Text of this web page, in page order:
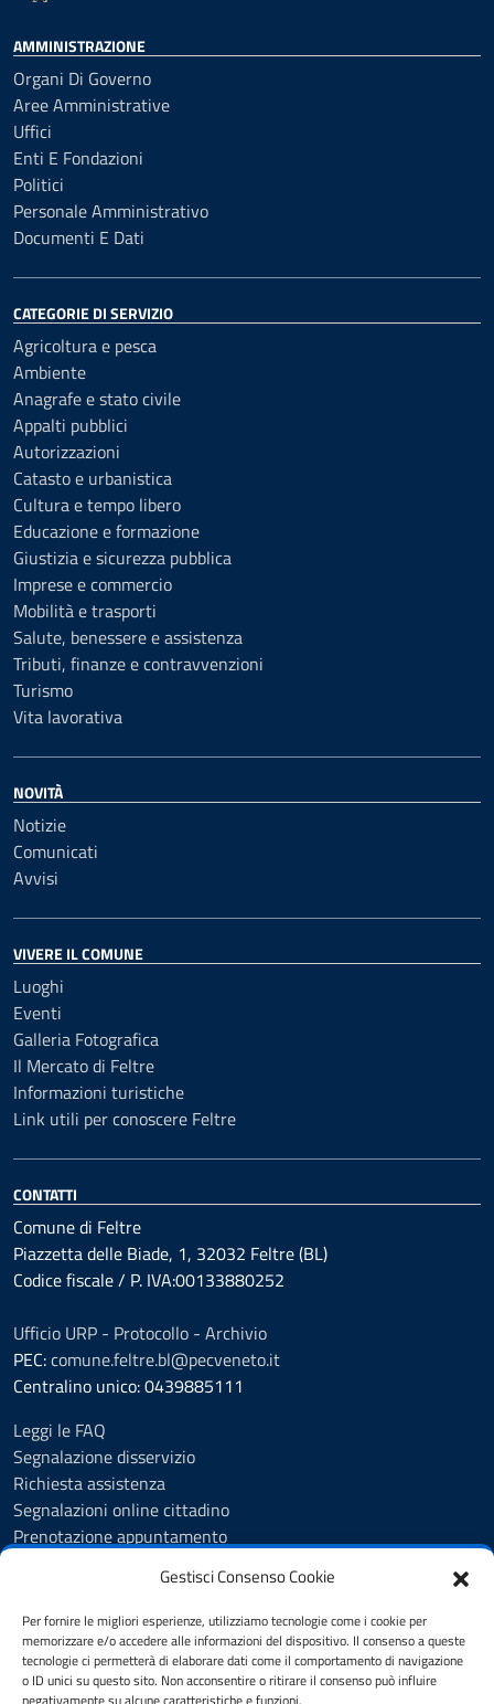
Gestisci Consenso Cookie
Per fornire le migliori esperienze, utilizziamo tecnologie come i cookie per
memorizzare e/o accedere alle informazioni del dispositivo. Il consenso a queste
tecnologie ci permetterà di elaborare dati come il comportamento di navigazione
o ID unici su questo sito. Non acconsentire o ritirare il consenso può influire
AMMINISTRAZIONE
Organi Di Governo
Aree Amministrative
Uffici
Enti E Fondazioni
Politici
Personale Amministrativo
Documenti E Dati
CATEGORIE DI SERVIZIO
Agricoltura e pesca
Ambiente
Anagrafe e stato civile
Appalti pubblici
Autorizzazioni
Catasto e urbanistica
Cultura e tempo libero
Educazione e formazione
Giustizia e sicurezza pubblica
Imprese e commercio
Mobilità e trasporti
Salute, benessere e assistenza
Tributi, finanze e contravvenzioni
Turismo
Vita lavorativa
NOVITÀ
Notizie
Comunicati
Avvisi
VIVERE IL COMUNE
Luoghi
Eventi
Galleria Fotografica
Il Mercato di Feltre
Informazioni turistiche
Link utili per conoscere Feltre
CONTATTI
Comune di Feltre
Piazzetta delle Biade, 1, 32032 Feltre (BL)
Codice fiscale / P. IVA:00133880252
Ufficio URP - Protocollo - Archivio
PEC:comune.feltre.bl@pecveneto.it
Centralino unico: 0439885111
Leggi le FAQ
Segnalazione disservizio
Richiesta assistenza
Segnalazioni online cittadino
Prenotazione appuntamento
Amministrazione trasparente
Informativa privacy
Cookie Policy (UE)
Dichiarazione di accessibilità